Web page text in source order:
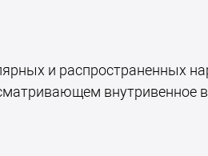
и распространенных
внутривенное